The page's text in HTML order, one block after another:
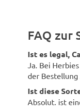
FAQ zur
Ist es legal,
Ja. Bei
der
Ist diese
Absolut. ist